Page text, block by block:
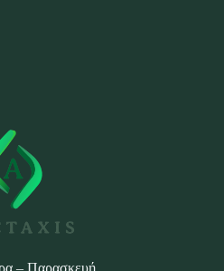
– Παρασκευή